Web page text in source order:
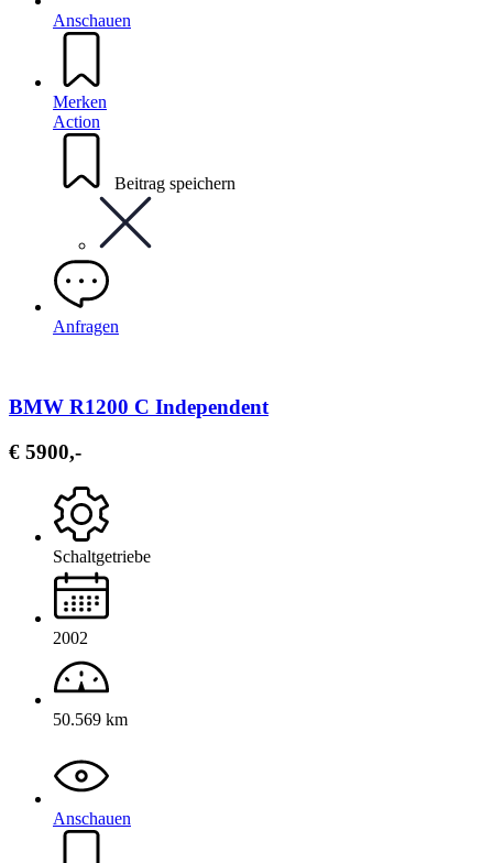
Anschauen
Merken
Action
Beitrag speichern
Anfragen
BMW R1200 C Independent
€ 5900,-
Schaltgetriebe
2002
50.569 km
Anschauen